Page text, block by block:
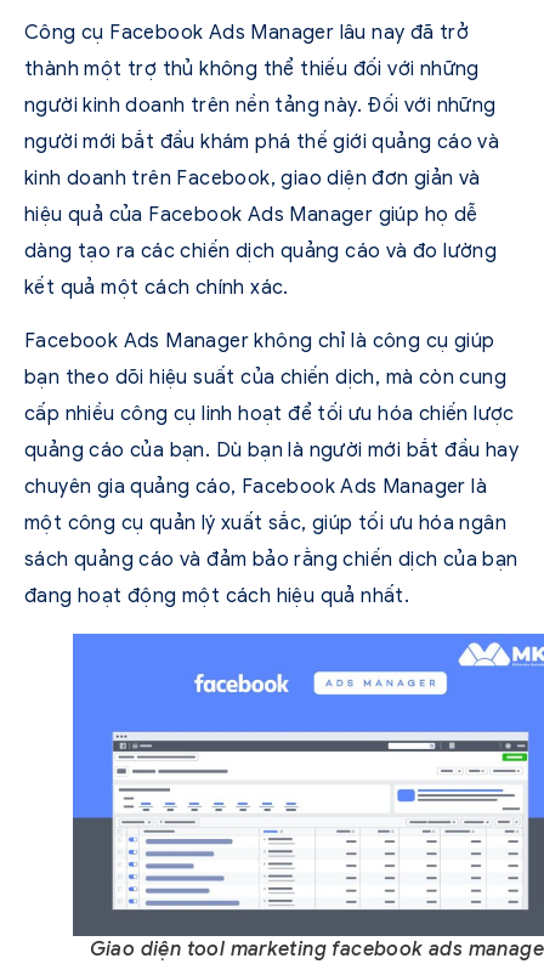
Công cụ Facebook Ads Manager lâu nay đã trở
thành một trợ thủ không thể thiếu đối với những
người kinh doanh trên nền tảng này. Đối với những
người mới bắt đầu khám phá thế giới quảng cáo và
kinh doanh trên Facebook, giao diện đơn giản và
hiệu quả của Facebook Ads Manager giúp họ dễ
dàng tạo ra các chiến dịch quảng cáo và đo lường
kết quả một cách chính xác.
Facebook Ads Manager không chỉ là công cụ giúp
bạn theo dõi hiệu suất của chiến dịch, mà còn cung
cấp nhiều công cụ linh hoạt để tối ưu hóa chiến lược
quảng cáo của bạn. Dù bạn là người mới bắt đầu hay
chuyên gia quảng cáo, Facebook Ads Manager là
một công cụ quản lý xuất sắc, giúp tối ưu hóa ngân
sách quảng cáo và đảm bảo rằng chiến dịch của bạn
đang hoạt động một cách hiệu quả nhất.
Giao diện tool marketing facebook ads